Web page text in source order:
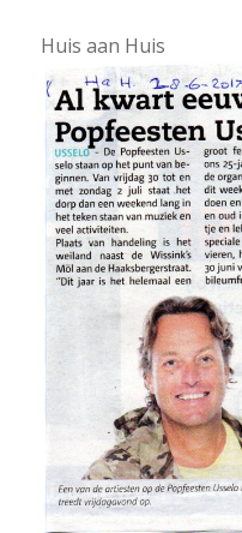
Huis aan Huis